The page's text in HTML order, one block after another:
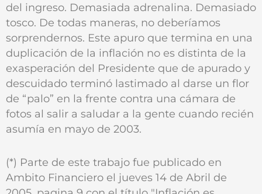
del ingreso. Demasiada adrenalina. Demasiado
tosco. De todas maneras, no deberíamos
sorprendernos. Este apuro que termina en una
duplicación de la inflación no es distinta de la
exasperación del Presidente que de apurado y
descuidado terminó lastimado al darse un flor
de “palo” en la frente contra una cámara de
fotos al salir a saludar a la gente cuando recién
asumía en mayo de 2003.
(*) Parte de este trabajo fue publicado en
Ambito Financiero el jueves 14 de Abril de